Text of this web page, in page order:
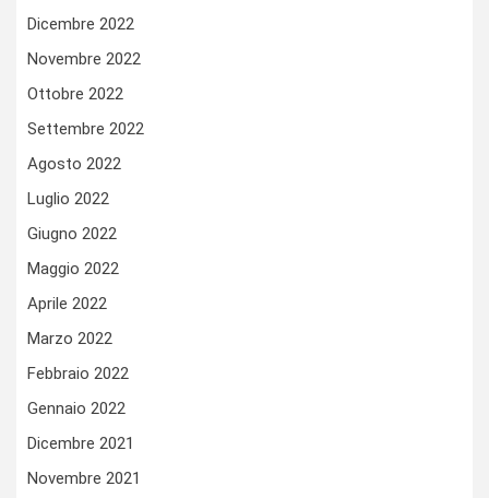
Dicembre 2022
Novembre 2022
Ottobre 2022
Settembre 2022
Agosto 2022
Luglio 2022
Giugno 2022
Maggio 2022
Aprile 2022
Marzo 2022
Febbraio 2022
Gennaio 2022
Dicembre 2021
Novembre 2021